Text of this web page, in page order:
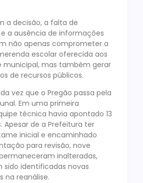
a decisão, a falta de
a ausência de informações
não apenas comprometer a
escolar oferecida aos
municipal, mas também gerar
de recursos públicos.
vez que o Pregão passa pela
Em uma primeira
técnica havia apontado 13
Apesar de a Prefeitura ter
inicial e encaminhado
para revisão, nove
inalteradas,
sido identificadas novas
na reanálise.